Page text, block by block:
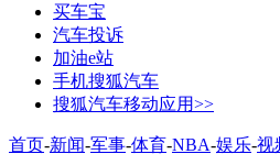
买车宝
汽车投诉
加油e站
手机搜狐汽车
搜狐汽车移动应用>>
首页-新闻-军事-体育-NBA-娱乐-视